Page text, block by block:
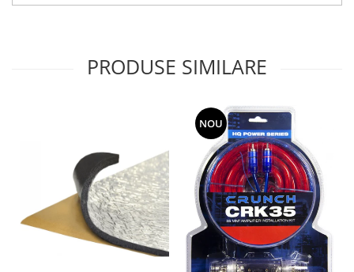
PRODUSE SIMILARE
NOU